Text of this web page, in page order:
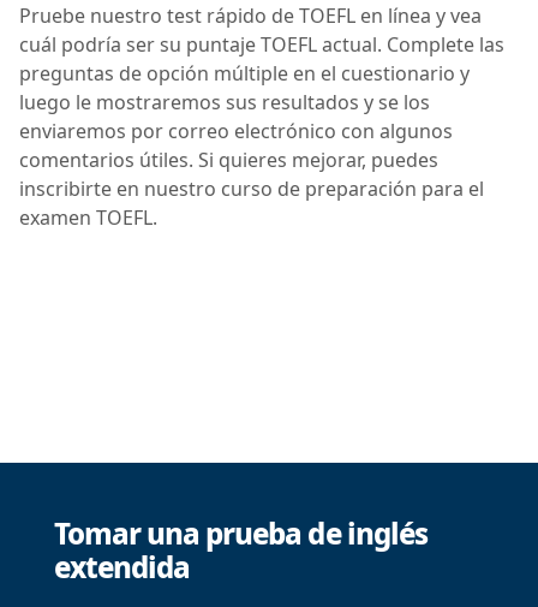
Pruebe nuestro test rápido de TOEFL en línea y vea
cuál podría ser su puntaje TOEFL actual. Complete las
preguntas de opción múltiple en el cuestionario y
luego le mostraremos sus resultados y se los
enviaremos por correo electrónico con algunos
comentarios útiles. Si quieres mejorar, puedes
inscribirte en nuestro curso de preparación para el
examen TOEFL.
Tomar una prueba de inglés
extendida